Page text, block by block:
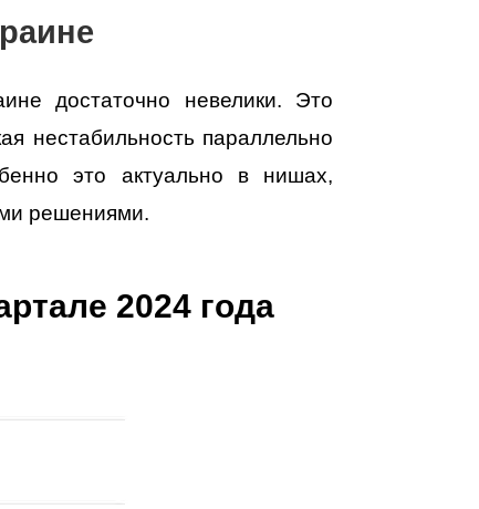
достаточно невелики. Это
нестабильность параллельно
это актуально в нишах,
решениями.
2024 года